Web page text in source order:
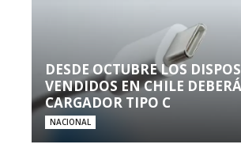
DESDE OCTUBRE LOS
VENDIDOS EN CHILE
CARGADOR TIPO C
NACIONAL